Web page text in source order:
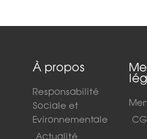
À propos
Responsabilité
Sociale et
Evironnementale
Actualité